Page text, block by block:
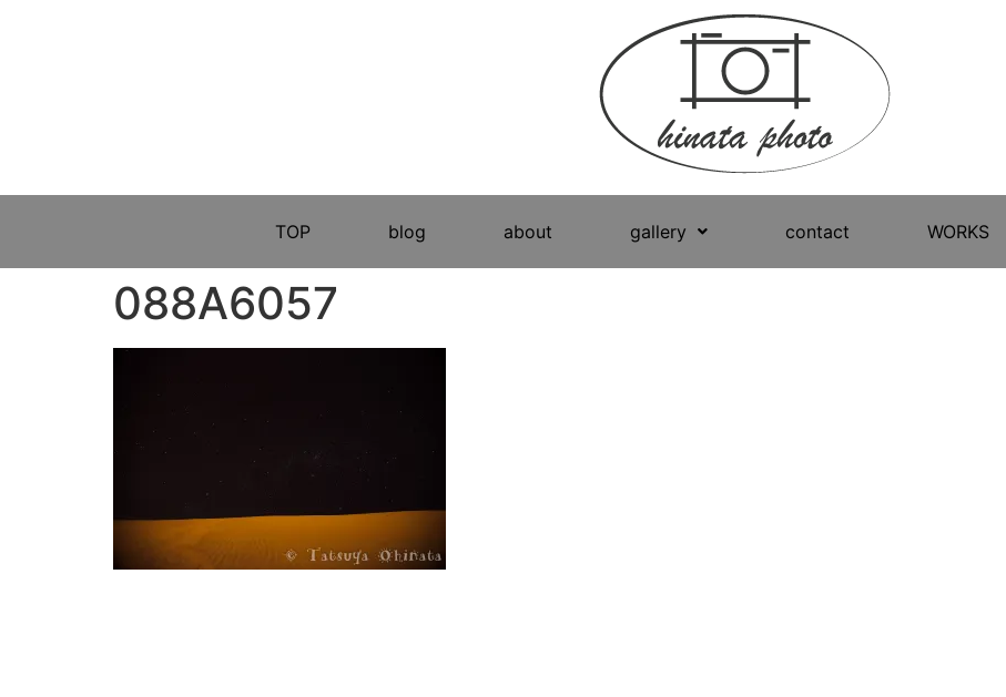
TOP blog about gallery contact WORKS
088A6057